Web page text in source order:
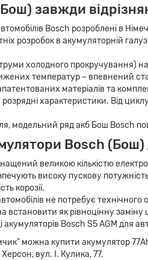
завжди
Bosch розроблені в
розробок в акумуляторній
холодного прокручування)
температур – впевнений
матеріалів та
розрядні характеристики. Від
модельний ряд акб Бош Bosch
Bosch
великою кількістю
високу пускову
корозії.
не потребує технічного
як рівноцінну
акумуляторів Bosch S5 AGM для
можна купити акумулятор
вул. І. Кулика, 77.